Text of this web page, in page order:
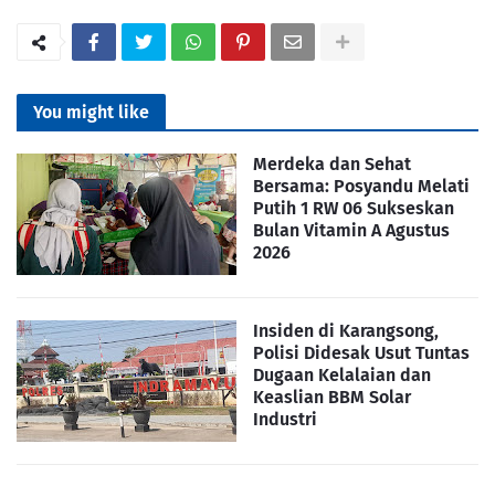
You might like
Merdeka dan Sehat
Bersama: Posyandu Melati
Putih 1 RW 06 Sukseskan
Bulan Vitamin A Agustus
2026
Insiden di Karangsong,
Polisi Didesak Usut Tuntas
Dugaan Kelalaian dan
Keaslian BBM Solar
Industri